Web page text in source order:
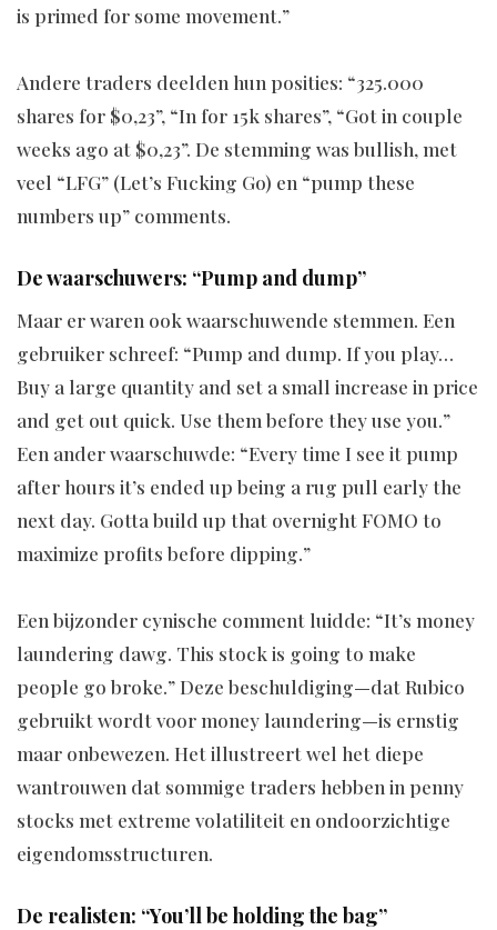
is primed for some movement.”
Andere traders deelden hun posities: “325.000
shares for $0,23”, “In for 15k shares”, “Got in couple
weeks ago at $0,23”. De stemming was bullish, met
veel “LFG” (Let’s Fucking Go) en “pump these
numbers up” comments.
De waarschuwers: “Pump and dump”
Maar er waren ook waarschuwende stemmen. Een
gebruiker schreef: “Pump and dump. If you play…
Buy a large quantity and set a small increase in price
and get out quick. Use them before they use you.”
Een ander waarschuwde: “Every time I see it pump
after hours it’s ended up being a rug pull early the
next day. Gotta build up that overnight FOMO to
maximize profits before dipping.”
Een bijzonder cynische comment luidde: “It’s money
laundering dawg. This stock is going to make
people go broke.” Deze beschuldiging—dat Rubico
gebruikt wordt voor money laundering—is ernstig
maar onbewezen. Het illustreert wel het diepe
wantrouwen dat sommige traders hebben in penny
stocks met extreme volatiliteit en ondoorzichtige
eigendomsstructuren.
De realisten: “You’ll be holding the bag”